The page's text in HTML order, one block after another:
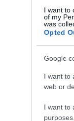
I want to
of my
was
Opted
Google
I want to
web or
I want to
purposes.